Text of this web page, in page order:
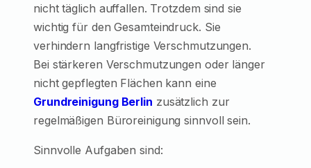
nicht täglich auffallen. Trotzdem sind sie
wichtig für den Gesamteindruck. Sie
verhindern langfristige Verschmutzungen.
Bei stärkeren Verschmutzungen oder länger
nicht gepflegten Flächen kann eine
Grundreinigung Berlin zusätzlich zur
regelmäßigen Büroreinigung sinnvoll sein.
Sinnvolle Aufgaben sind: